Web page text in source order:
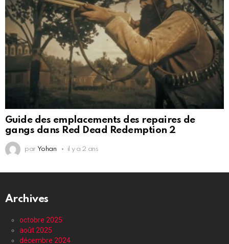
Guide des emplacements des repaires de
gangs dans Red Dead Redemption 2
par Yohan il y a 2 ans
Archives
octobre 2025
août 2025
décembre 2024